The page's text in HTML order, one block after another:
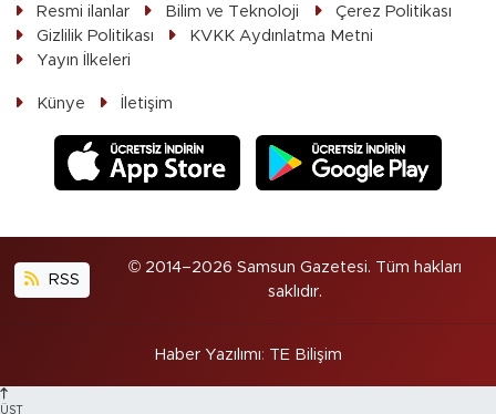
Resmi ilanlar
Bilim ve Teknoloji
Çerez Politikası
Gizlilik Politikası
KVKK Aydınlatma Metni
Yayın İlkeleri
Künye İletişim
RSS
© 2014–2026 Samsun Gazetesi. Tüm hakları
saklıdır.
Haber Yazılımı: TE Bilişim
ÜST